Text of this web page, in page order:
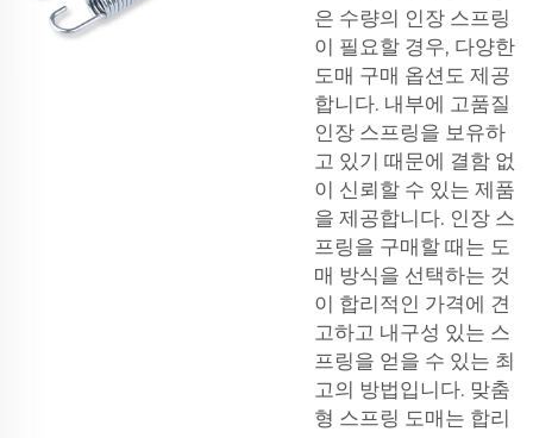
은 수량의 인장 스프링
이 필요할 경우, 다양한
도매 구매 옵션도 제공
합니다. 내부에 고품질
인장 스프링을 보유하
고 있기 때문에 결함 없
이 신뢰할 수 있는 제품
을 제공합니다. 인장 스
프링을 구매할 때는 도
매 방식을 선택하는 것
이 합리적인 가격에 견
고하고 내구성 있는 스
프링을 얻을 수 있는 최
고의 방법입니다. 맞춤
형 스프링 도매는 합리